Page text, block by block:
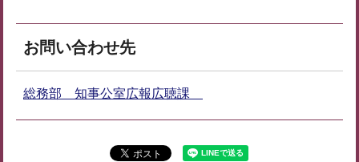
お問い合わせ先
総務部 知事公室広報広聴課